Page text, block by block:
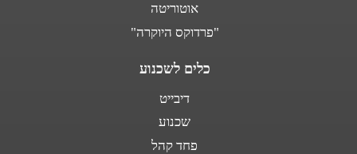
אוטוריטה
"פרדוקס היוקרה"
כלים לשכנוע
דיבייט
שכנוע
פחד קהל